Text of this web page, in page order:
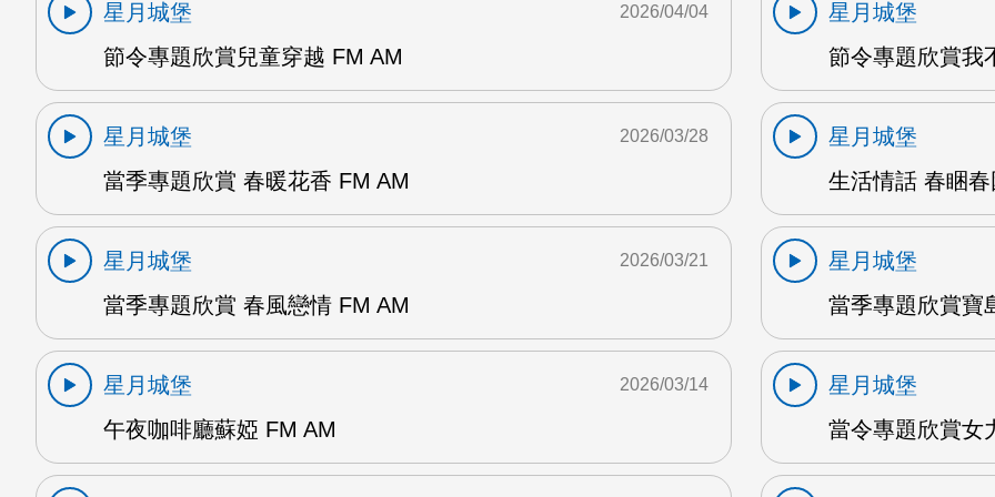
星月城堡
節令專題欣賞兒童穿越 FM AM
2026/04/04
星月城堡
節令專題欣賞我
星月城堡
當季專題欣賞 春暖花香 FM AM
2026/03/28
星月城堡
生活情話 春睏
星月城堡
當季專題欣賞 春風戀情 FM AM
2026/03/21
星月城堡
當季專題欣賞寶
星月城堡
午夜咖啡廳蘇婭 FM AM
2026/03/14
星月城堡
當令專題欣賞女